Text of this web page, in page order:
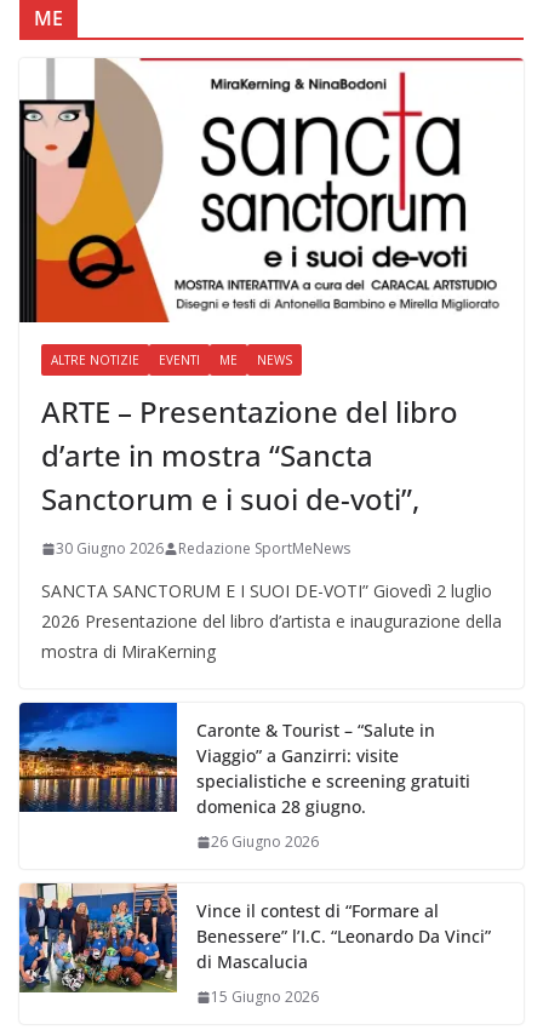
ME
ALTRE NOTIZIE EVENTI ME NEWS
ARTE – Presentazione del libro
d’arte in mostra “Sancta
Sanctorum e i suoi de-voti”,
30 Giugno 2026 Redazione SportMeNews
SANCTA SANCTORUM E I SUOI DE-VOTI” Giovedì 2 luglio
2026 Presentazione del libro d’artista e inaugurazione della
mostra di MiraKerning
Caronte & Tourist – “Salute in
Viaggio” a Ganzirri: visite
specialistiche e screening gratuiti
domenica 28 giugno.
26 Giugno 2026
Vince il contest di “Formare al
Benessere” l’I.C. “Leonardo Da Vinci”
di Mascalucia
15 Giugno 2026